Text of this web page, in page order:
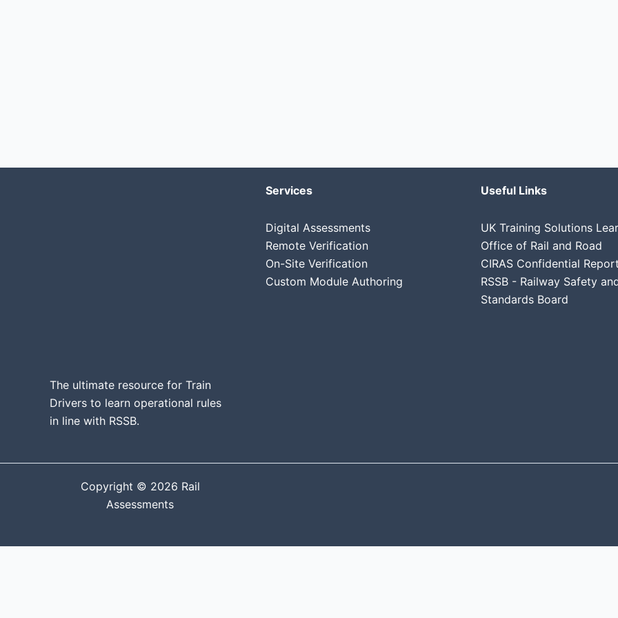
The ultimate resource for Train
Drivers to learn operational rules
in line with RSSB.
Services
Digital Assessments
Remote Verification
On-Site Verification
Custom Module Authoring
Useful Links
UK Training Solutions
Office of Rail and Road
CIRAS Confidential
RSSB - Railway Safety
Standards Board
Copyright © 2026 Rail
Assessments